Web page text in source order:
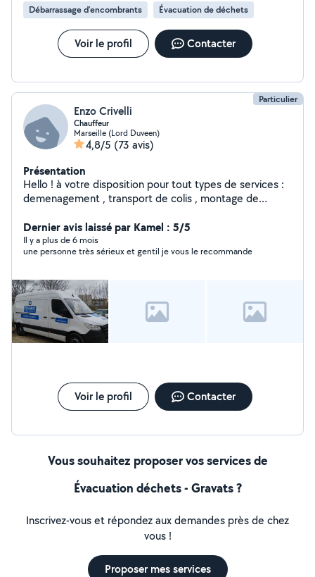
Débarrassage d'encombrants Évacuation de déchets
Voir le profil Contacter
Particulier
Enzo Crivelli
Chauffeur
Marseille (Lord Duveen)
4,8/5 (73 avis)
Présentation
Hello ! à votre disposition pour tout types de services :
demenagement , transport de colis , montage de
Dernier avis laissé par Kamel : 5/5
Il y a plus de 6 mois
une personne très sérieux et gentil je vous le recommande
Voir le profil Contacter
Vous souhaitez proposer vos services de
Évacuation déchets - Gravats ?
Inscrivez-vous et répondez aux demandes près de chez
vous !
Proposer mes services